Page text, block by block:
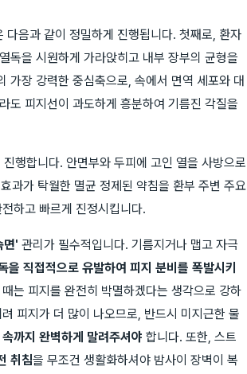
음과 같이 정밀하게 진행됩니다. 첫째로, 환자
독을 시원하게 가라앉히고 내부 장부의 균형을
가장 강력한 중심축으로, 속에서 면역 세포와 대
도 피지선이 과도하게 흥분하여 기름진 각질을
행합니다. 안면부와 두피에 고인 열을 사방으로
과가 탁월한 멸균 정제된 약침을 환부 주변 주요
하고 빠르게 진정시킵니다.
면' 관리가 필수적입니다. 기름지거나 맵고 자극
을 직접적으로 유발하여 피지 분비를 폭발시키
는 피지를 완전히 박멸하겠다는 생각으로 강하
피지가 더 많이 나오므로, 반드시 미지근한 물
까지 완벽하게 말려주셔야 합니다. 또한, 스트
취침을 무조건 생활화하셔야 밤사이 장벽이 복